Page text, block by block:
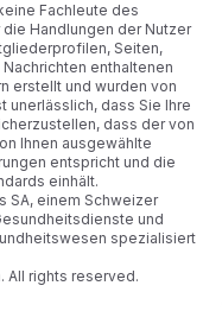
Fachleute des
Handlungen der Nutzer
Seiten,
enthaltenen
erstellt und wurden von
unerlässlich, dass Sie Ihre
dass der von
Ihnen ausgewählte
entspricht und die
einhält.
SA, einem Schweizer
und
spezialisiert
All rights reserved.